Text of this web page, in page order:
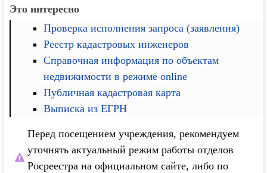
Это интересно
Проверка исполнения запроса (заявления)
Реестр кадастровых инженеров
Справочная информация по объектам
недвижимости в режиме online
Публичная кадастровая карта
Выписка из ЕГРН
Перед посещением учреждения, рекомендуем
уточнять актуальный режим работы отделов
Росреестра на официальном сайте, либо по